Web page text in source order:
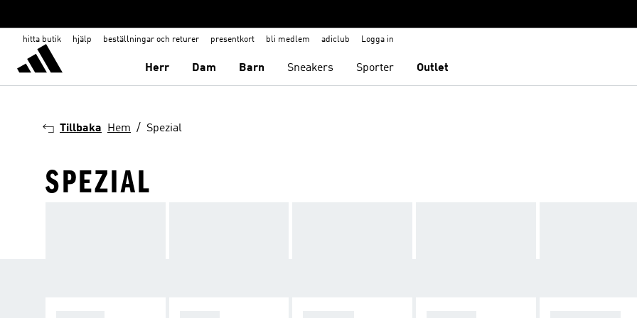
hitta butik hjälp beställningar och returer presentkort bli medlem adiclub Logga in
Herr Dam Barn Sneakers Sporter Outlet
Tillbaka Hem Spezial
SPEZIAL